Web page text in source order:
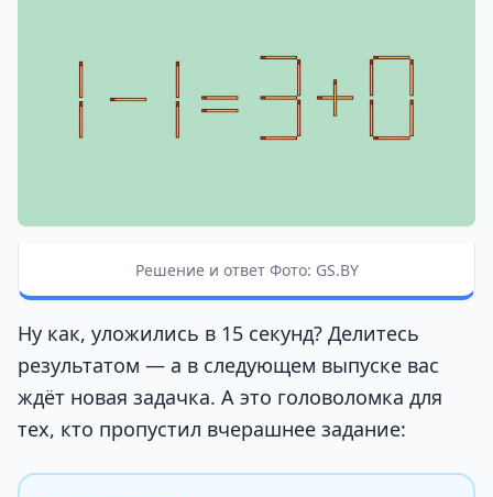
Решение и ответ Фото: GS.BY
Ну как, уложились в 15 секунд? Делитесь
результатом — а в следующем выпуске вас
ждёт новая задачка. А это головоломка для
тех, кто пропустил вчерашнее задание: